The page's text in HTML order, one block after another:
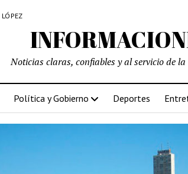
Noticias claras, confiables y al servicio de
Política y Gobierno Deportes